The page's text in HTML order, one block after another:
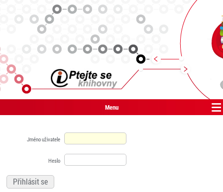
Menu
Jméno uživatele
Heslo